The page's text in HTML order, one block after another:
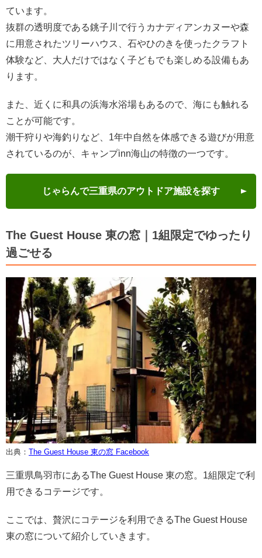
ています。
抜群の透明度である銚子川で行うカナディアンカヌーや森
に用意されたツリーハウス、石やひのきを使ったクラフト
体験など、大人だけではなく子どもでも楽しめる設備もあ
ります。
また、近くに和具の浜海水浴場もあるので、海にも触れる
ことが可能です。
潮干狩りや海釣りなど、1年中自然を体感できる遊びが用意
されているのが、キャンプinn海山の特徴の一つです。
じゃらんで三重県のアウトドア施設を探す
The Guest House 東の窓｜1組限定でゆったり
過ごせる
出典： The Guest House 東の窓 Facebook
三重県鳥羽市にあるThe Guest House 東の窓。1組限定で利
用できるコテージです。
ここでは、贅沢にコテージを利用できるThe Guest House
東の窓について紹介していきます。